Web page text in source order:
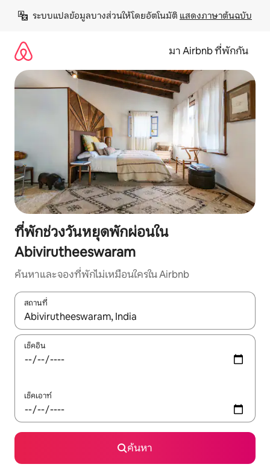
เนื้อหา
ระบบแปลข้อมูลบางส่วนให้โดยอัตโนมัติ แสดงภาษาต้นฉบับ
มา Airbnb ที่พักกัน
ที่พักช่วงวันหยุดพักผ่อนใน
Abivirutheeswaram
ค้นหาและจองที่พักไม่เหมือนใครใน Airbnb
สถานที่
ใช้ลูกศรขึ้นลง หรือใช้การสัมผัสหรือปัด เพื่อสำรวจผลการค้นหา
เช็คอิน
เช็คเอาท์
ค้นหา